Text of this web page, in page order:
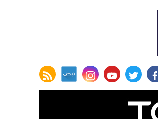
facebook
twitter
youtube
instagram
rss feed